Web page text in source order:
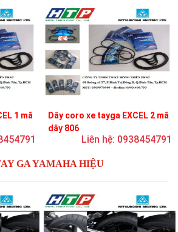
1 mã
Dây coro xe tayga EXCEL 2 mã
dây 806
Liên hệ: 0938454791
GA YAMAHA HIỆU